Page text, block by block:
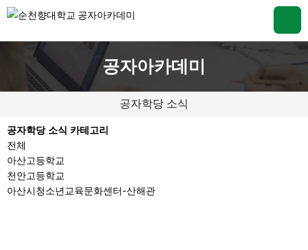
공자아카데미
공자학당 소식
공자학당 소식 카테고리
전체
아산고등학교
천안고등학교
아산시청소년교육문화센터-산해관